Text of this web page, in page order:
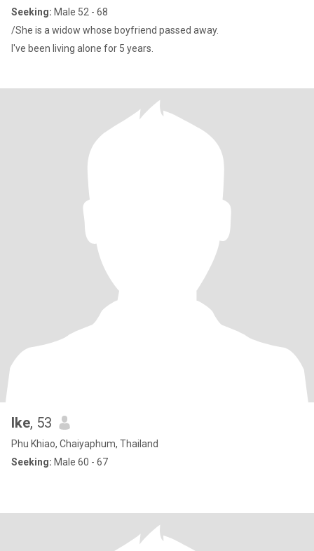
Seeking: Male 52 - 68
/She is a widow whose boyfriend passed away.
I've been living alone for 5 years.
Ike, 53
Phu Khiao, Chaiyaphum, Thailand
Seeking: Male 60 - 67